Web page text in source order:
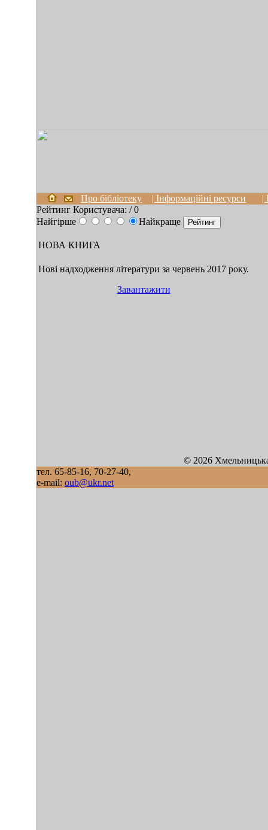
Про бібліотеку | Інформаційні ресурси
|
Рейтинг Користувача: / 0
Найгірше
Найкраще
НОВА КНИГА
Нові надходження літератури за червень 2017 року.
Завантажити
© 2026
тел. 65-85-16, 70-27-40,
e-mail: oub@ukr.net